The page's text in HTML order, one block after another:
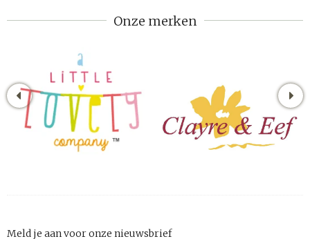
Onze merken
Meld je aan voor onze nieuwsbrief